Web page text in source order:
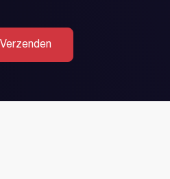
Heeft u al een
Verzenden